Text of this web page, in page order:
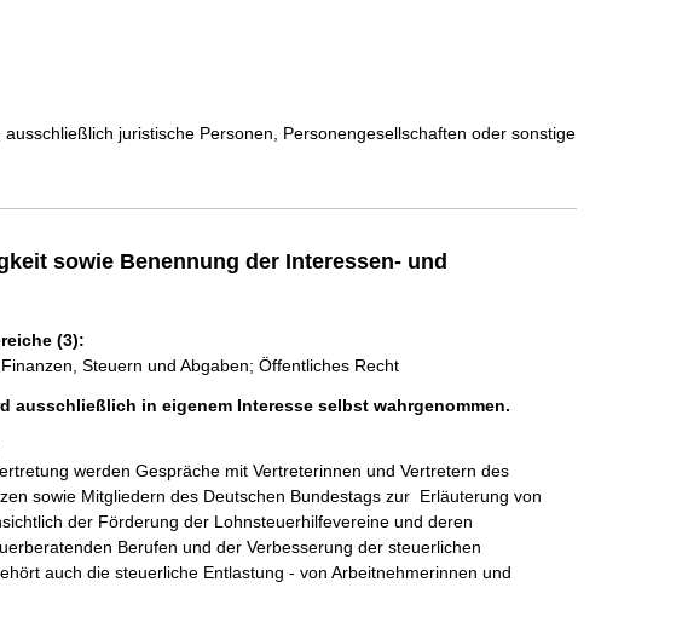
juristische Personen, Personengesellschaften oder sonstige
sowie Benennung der Interessen- und
(3):
Steuern und Abgaben; Öffentliches Recht
ausschließlich in eigenem Interesse selbst wahrgenommen.
werden Gespräche mit Vertreterinnen und Vertretern des
sowie Mitgliedern des Deutschen Bundestags zur  Erläuterung von
der Förderung der Lohnsteuerhilfevereine und deren
Berufen und der Verbesserung der steuerlichen
auch die steuerliche Entlastung - von Arbeitnehmerinnen und